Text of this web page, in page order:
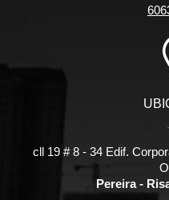
cll 19 # 8 - 34 Edif.
Pereira -